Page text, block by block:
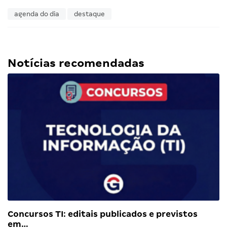
agenda do dia destaque
Notícias recomendadas
Concursos TI: editais publicados e previstos
em…